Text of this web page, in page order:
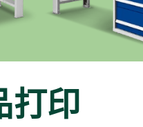
打印